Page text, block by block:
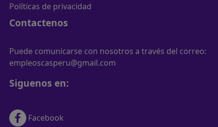
Políticas de privacidad
Contactenos
Puede comunicarse con nosotros a través del correo:
empleoscasperu@gmail.com
Siguenos en:
Facebook